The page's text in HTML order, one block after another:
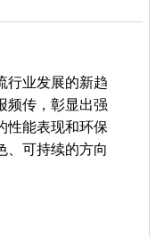
行业发展的新趋
频传，彰显出强
性能表现和环保
、可持续的方向